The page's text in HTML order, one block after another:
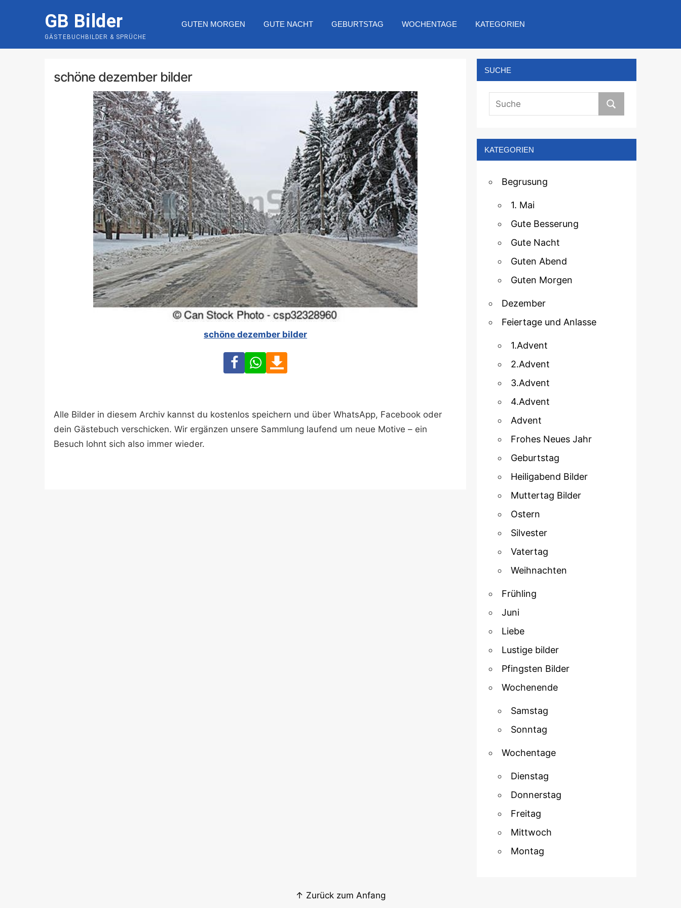
GB Bilder
GÄSTEBUCHBILDER & SPRÜCHE
GUTEN MORGEN GUTE NACHT GEBURTSTAG WOCHENTAGE KATEGORIEN
schöne dezember bilder
schöne dezember bilder
FacebookWhatsApp
Alle Bilder in diesem Archiv kannst du kostenlos speichern und über WhatsApp, Facebook oder
dein Gästebuch verschicken. Wir ergänzen unsere Sammlung laufend um neue Motive – ein
Besuch lohnt sich also immer wieder.
SUCHE
KATEGORIEN
Begrusung
1. Mai
Gute Besserung
Gute Nacht
Guten Abend
Guten Morgen
Dezember
Feiertage und Anlasse
1.Advent
2.Advent
3.Advent
4.Advent
Advent
Frohes Neues Jahr
Geburtstag
Heiligabend Bilder
Muttertag Bilder
Ostern
Silvester
Vatertag
Weihnachten
Frühling
Juni
Liebe
Lustige bilder
Pfingsten Bilder
Wochenende
Samstag
Sonntag
Wochentage
Dienstag
Donnerstag
Freitag
Mittwoch
Montag
↑ Zurück zum Anfang